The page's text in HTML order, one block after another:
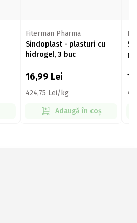
Fiterman Pharma
Sindoplast - plasturi cu
hidrogel, 3 buc
16,99 Lei
424,75 Lei/kg
Adaugă în coș